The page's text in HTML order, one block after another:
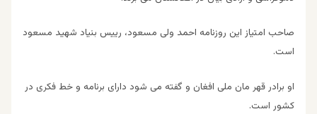
صاحب امتیاز این روزنامه احمد ولی مسعود، رییس بنیاد شهید مسعود
است.
او برادر قهر مان ملی افغان و گفته می شود دارای برنامه و خط فکری در
کشور است.